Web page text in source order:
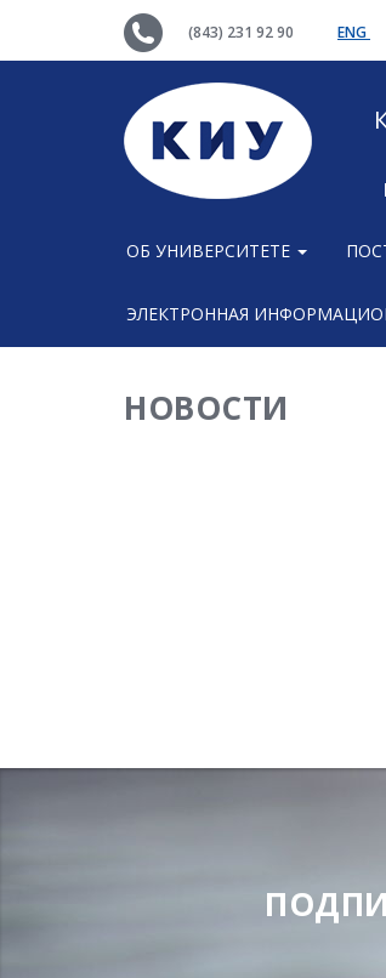
(843) 231 92 90 ENG
ОБ УНИВЕРСИТЕТЕ
ЭЛЕКТРОННАЯ
НОВОСТИ